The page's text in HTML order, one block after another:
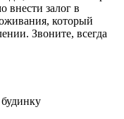
внести залог в
который
Звоните, всегда